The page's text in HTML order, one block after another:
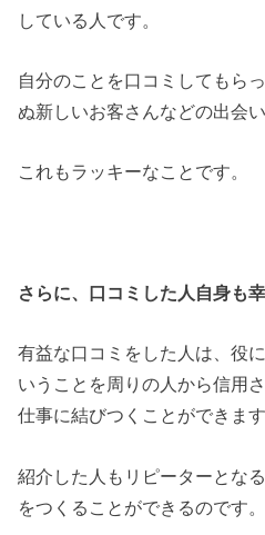
している人です。
自分のことを口コミしてもら
ぬ新しいお客さんなどの出会
これもラッキーなことです。
さらに、口コミした人自身も
有益な口コミをした人は、役
いうことを周りの人から信用
仕事に結びつくことができます
紹介した人もリピーターとな
をつくることができるのです。